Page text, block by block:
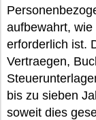
aufbewahrt,
erforderlich ist.
Vertraegen,
bis zu sieben
soweit dies